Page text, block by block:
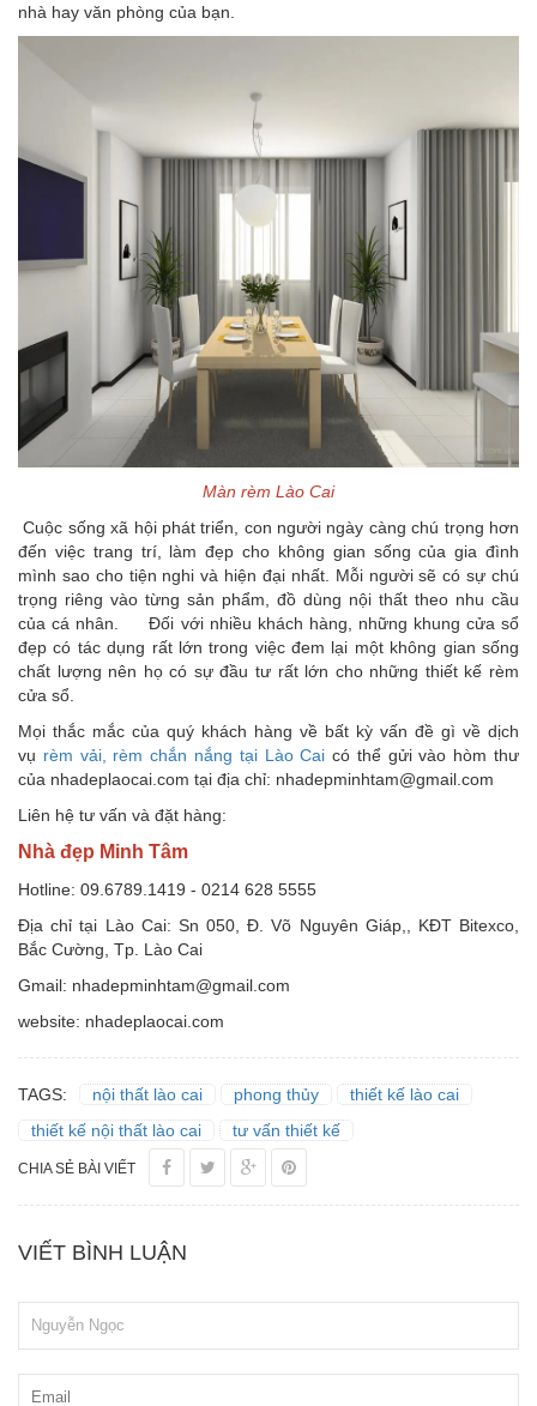
nhà hay văn phòng của bạn.
Màn rèm Lào Cai
Cuộc sống xã hội phát triển, con người ngày càng chú trọng hơn
đến việc trang trí, làm đẹp cho không gian sống của gia đình
mình sao cho tiện nghi và hiện đại nhất. Mỗi người sẽ có sự chú
trọng riêng vào từng sản phẩm, đồ dùng nội thất theo nhu cầu
của cá nhân. Đối với nhiều khách hàng, những khung cửa sổ
đẹp có tác dụng rất lớn trong việc đem lại một không gian sống
chất lượng nên họ có sự đầu tư rất lớn cho những thiết kế rèm
cửa sổ.
Mọi thắc mắc của quý khách hàng về bất kỳ vấn đề gì về dịch
vụ rèm vải, rèm chắn nắng tại Lào Cai có thể gửi vào hòm thư
của nhadeplaocai.com tại địa chỉ: nhadepminhtam@gmail.com
Liên hệ tư vấn và đặt hàng:
Nhà đẹp Minh Tâm
Hotline: 09.6789.1419 - 0214 628 5555
Địa chỉ tại Lào Cai: Sn 050, Đ. Võ Nguyên Giáp,, KĐT Bitexco,
Bắc Cường, Tp. Lào Cai
Gmail: nhadepminhtam@gmail.com
website: nhadeplaocai.com
TAGS: nội thất lào cai phong thủy
thiết kế lào cai
thiết kế nội thất lào cai
tư vấn thiết kế
CHIA SẺ BÀI VIẾT
VIẾT BÌNH LUẬN